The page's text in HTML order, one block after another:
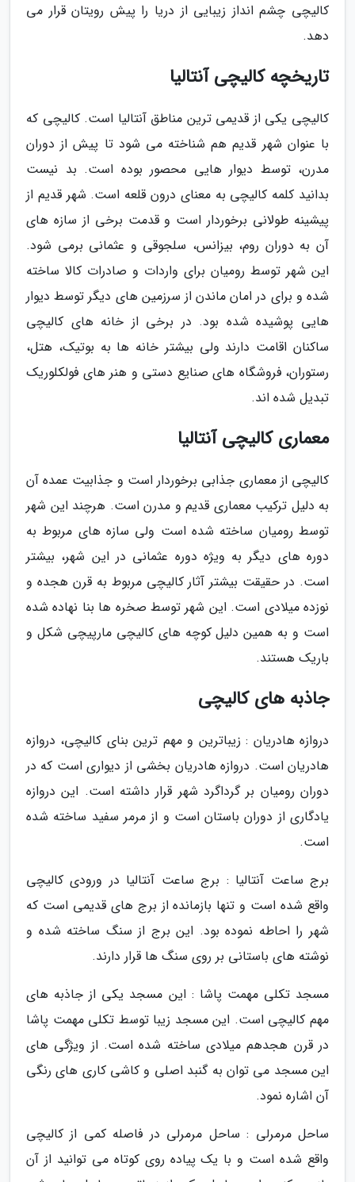
کالیچی چشم انداز زیبایی از دریا را پیش رویتان قرار می
دهد.
تاریخچه کالیچی آنتالیا
کالیچی یکی از قدیمی ترین مناطق آنتالیا است. کالیچی که
با عنوان شهر قدیم هم شناخته می شود تا پیش از دوران
مدرن، توسط دیوار هایی محصور بوده است. بد نیست
بدانید کلمه کالیچی به معنای درون قلعه است. شهر قدیم از
پیشینه طولانی برخوردار است و قدمت برخی از سازه های
آن به دوران روم، بیزانس، سلجوقی و عثمانی برمی شود.
این شهر توسط رومیان برای واردات و صادرات کالا ساخته
شده و برای در امان ماندن از سرزمین های دیگر توسط دیوار
هایی پوشیده شده بود. در برخی از خانه های کالیچی
ساکنان اقامت دارند ولی بیشتر خانه ها به بوتیک، هتل،
رستوران، فروشگاه های صنایع دستی و هنر های فولکلوریک
تبدیل شده اند.
معماری کالیچی آنتالیا
کالیچی از معماری جذابی برخوردار است و جذابیت عمده آن
به دلیل ترکیب معماری قدیم و مدرن است. هرچند این شهر
توسط رومیان ساخته شده است ولی سازه های مربوط به
دوره های دیگر به ویژه دوره عثمانی در این شهر، بیشتر
است. در حقیقت بیشتر آثار کالیچی مربوط به قرن هجده و
نوزده میلادی است. این شهر توسط صخره ها بنا نهاده شده
است و به همین دلیل کوچه های کالیچی مارپیچی شکل و
باریک هستند.
جاذبه های کالیچی
دروازه هادریان : زیباترین و مهم ترین بنای کالیچی، دروازه
هادریان است. دروازه هادریان بخشی از دیواری است که در
دوران رومیان بر گرداگرد شهر قرار داشته است. این دروازه
یادگاری از دوران باستان است و از مرمر سفید ساخته شده
است.
برج ساعت آنتالیا : برج ساعت آنتالیا در ورودی کالیچی
واقع شده است و تنها بازمانده از برج های قدیمی است که
شهر را احاطه نموده بود. این برج از سنگ ساخته شده و
نوشته های باستانی بر روی سنگ ها قرار دارند.
مسجد تکلی مهمت پاشا : این مسجد یکی از جاذبه های
مهم کالیچی است. این مسجد زیبا توسط تکلی مهمت پاشا
در قرن هجدهم میلادی ساخته شده است. از ویژگی های
این مسجد می توان به گنبد اصلی و کاشی کاری های رنگی
آن اشاره نمود.
ساحل مرمرلی : ساحل مرمرلی در فاصله کمی از کالیچی
واقع شده است و با یک پیاده روی کوتاه می توانید از آن